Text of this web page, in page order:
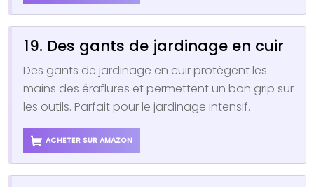
19. Des gants de jardinage en cuir
Des gants de jardinage en cuir protègent les
mains des éraflures et permettent un bon grip sur
les outils. Parfait pour le jardinage intensif.
ACHETER SUR AMAZON